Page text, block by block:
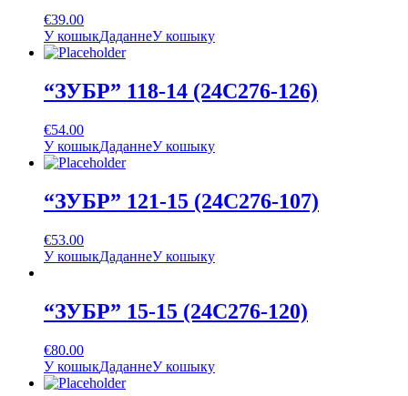
€39.00
У кошыкДаданнеУ кошыку
“ЗУБР” 118-14 (24С276-126)
€54.00
У кошыкДаданнеУ кошыку
“ЗУБР” 121-15 (24С276-107)
€53.00
У кошыкДаданнеУ кошыку
“ЗУБР” 15-15 (24С276-120)
€80.00
У кошыкДаданнеУ кошыку